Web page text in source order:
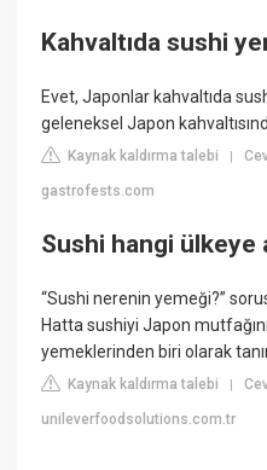
Kahvaltıda sushi
Evet, Japonlar kahvaltıda
geleneksel Japon
Kaynak kaldırma talebi |
gastrofests.com
Sushi hangi ülkeye
“Sushi nerenin yemeği?”
Hatta sushiyi Japon
yemeklerinden biri olarak
Kaynak kaldırma talebi |
unileverfoodsolutions.com.tr